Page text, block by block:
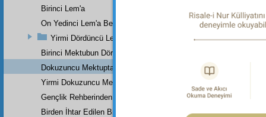
Birinci Lem'a
On Yedinci Lem'a Beşinci Nota
Yirmi Dördüncü Lem'a
Birinci Mektubun Dördüncü Suali
Dokuzuncu Mektuptan
Yirmi Dokuzuncu Mektup Beşinci Risale Olan Beşinci Kısım
Gençlik Rehberinden
Birden İhtar Edilen Bir Mes'ele-i Mühimme